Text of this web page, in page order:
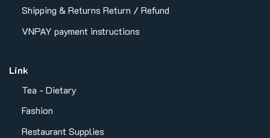
Shipping & Returns Return / Refund
VNPAY payment instructions
Link
Tea - Dietary
Fashion
Restaurant Supplies